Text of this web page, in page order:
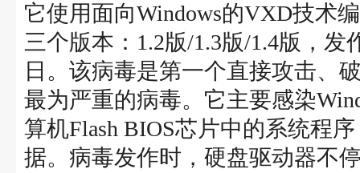
它使用面向Windows的VXD技术
三个版本：1.2版/1.3版/1.4版，发
日。该病毒是第一个直接攻击、
最为严重的病毒。它主要感染
算机Flash BIOS芯片中的系统程
据。病毒发作时，硬盘驱动器不